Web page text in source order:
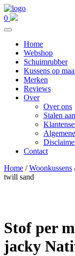
0
Home
Webshop
Schuimrubber
Kussens op
Merken
Reviews
Over
Over ons
Stalen
Contact
Home /Woonkussens
twill sand
Stof per
jacky